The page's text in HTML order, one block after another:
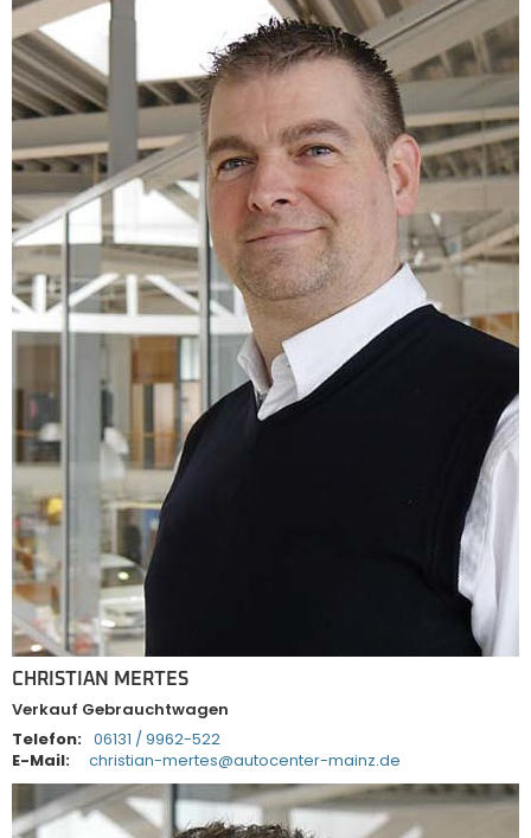
CHRISTIAN MERTES
Verkauf Gebrauchtwagen
Telefon: 06131 / 9962-522
E-Mail:
christian-mertes@autocenter-mainz.de